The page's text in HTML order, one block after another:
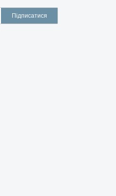
Підписатися